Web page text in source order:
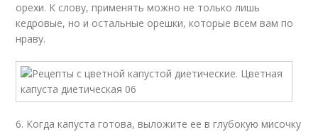
орехи. К слову, применять можно не только лишь
кедровые, нo и остальные орешки, которые всем вам по
нраву.
6. Когда капуста готова, выложите ее в глубокую мисочку